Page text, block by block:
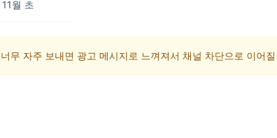
11월 초
무 자주 보내면 광고 메시지로 느껴져서 채널 차단으로 이어